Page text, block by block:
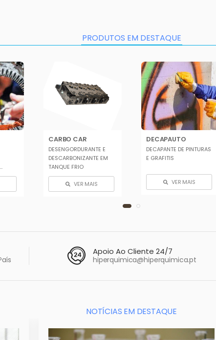
PRODUTOS EM DESTAQUE
CARBO CAR
DESENGORDURANTE E
DESCARBONIZANTE EM
TANQUE FRIO
VER MAIS
DECAPAUTO
DECAPANTE DE PINTURAS
E GRAFITIS
VER MAIS
Apoio Ao Cliente 24/7
hiperquimica@hiperquimica.pt
NOTÍCIAS EM DESTAQUE